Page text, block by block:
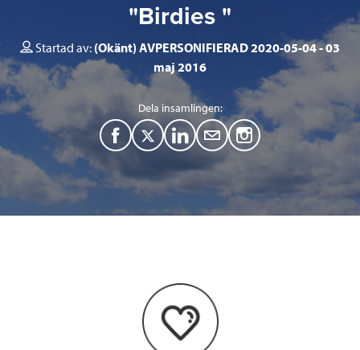
"Birdies "
Startad av: (Okänt) AVPERSONIFIERAD 2020-05-04 03
maj 2016
Dela insamlingen:
F
T
e
L
i
I
M
a
i